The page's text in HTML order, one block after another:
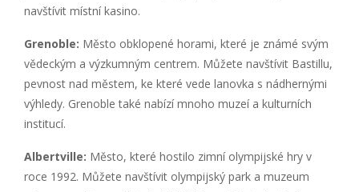
navštívit místní kasino.
Grenoble: Město obklopené horami, které je známé svým
vědeckým a výzkumným centrem. Můžete navštívit Bastillu,
pevnost nad městem, ke které vede lanovka s nádhernými
výhledy. Grenoble také nabízí mnoho muzeí a kulturních
institucí.
Albertville: Město, které hostilo zimní olympijské hry v
roce 1992. Můžete navštívit olympijský park a muzeum